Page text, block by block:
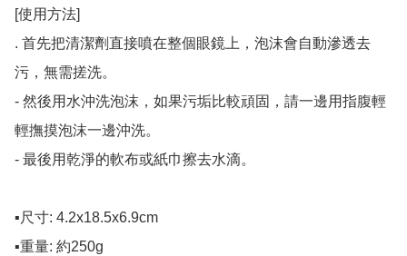
[使用方法]
. 首先把清潔劑直接噴在整個眼鏡上，泡沫會自動滲透去
污，無需搓洗。
- 然後用水沖洗泡沫，如果污垢比較頑固，請一邊用指腹輕
輕撫摸泡沫一邊沖洗。
- 最後用乾淨的軟布或紙巾擦去水滴。
▪️尺寸: 4.2x18.5x6.9cm
▪️重量: 約250g